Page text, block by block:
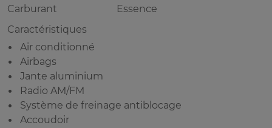
Carburant
Essence
Caractéristiques
Air conditionné
Airbags
Jante aluminium
Radio AM/FM
Système de freinage antiblocage
Accoudoir